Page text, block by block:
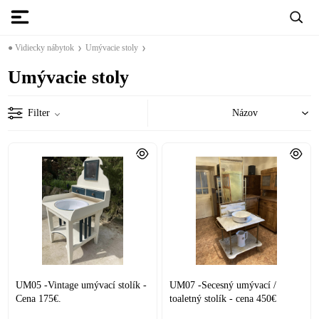
● Vidiecky nábytok Umývacie stoly
Umývacie stoly
Filter
UM05 -Vintage umývací stolík -
Cena 175€.
UM07 -Secesný umývací /
toaletný stolík - cena 450€